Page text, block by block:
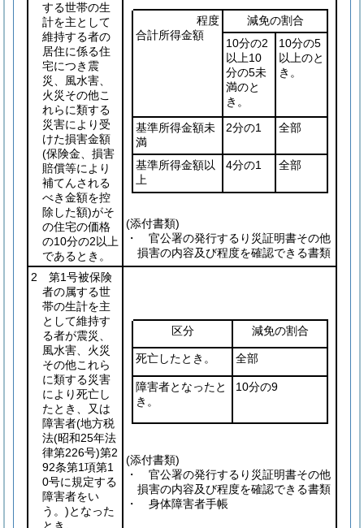
する世帯の生
計を主として
維持する者の
居住に係る住
宅につき震
災、風水害、
火災その他こ
れらに類する
災害により受
けた損害金額
(保険金、損害
賠償等により
補てんされる
べき金額を控
除した額)がそ
の住宅の価格
の10分の2以上
であるとき。
程度
合計所得金額
減免の割合
10分の2
以上10
分の5未
満のと
き。
10分の5
以上のと
き。
基準所得金額未
満
2分の1 全部
基準所得金額以
上
4分の1 全部
(添付書類)
・ 官公署の発行するり災証明書その他
損害の内容及び程度を確認できる書類
2 第1号被保険
者の属する世
帯の生計を主
として維持す
る者が震災、
風水害、火災
その他これら
に類する災害
により死亡し
たとき、又は
障害者(地方税
法(昭和25年法
律第226号)第2
92条第1項第1
0号に規定する
障害者をい
う。)となった
区分 減免の割合
死亡したとき。 全部
障害者となったと
き。
10分の9
(添付書類)
・ 官公署の発行するり災証明書その他
損害の内容及び程度を確認できる書類
・ 身体障害者手帳